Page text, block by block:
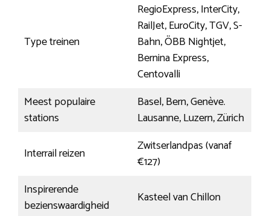
Type treinen
RegioExpress, InterCity,
RailJet, EuroCity, TGV, S-
Bahn, ÖBB Nightjet,
Bernina Express,
Centovalli
Meest populaire
stations
Basel, Bern, Genève.
Lausanne, Luzern, Zürich
Interrail reizen
Zwitserlandpas (vanaf
€127)
Inspirerende
bezienswaardigheid
Kasteel van Chillon